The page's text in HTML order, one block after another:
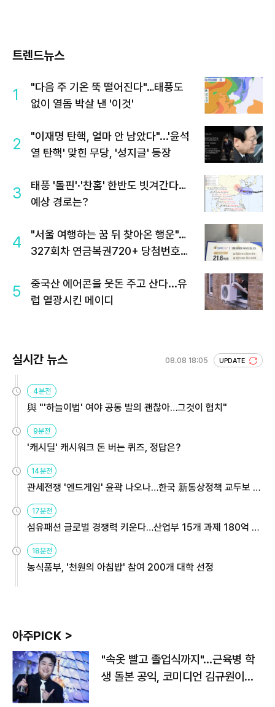
트렌드뉴스
1
"다음 주 기온 뚝 떨어진다"…태풍도
없이 열돔 박살 낸 '이것'
2
"이재명 탄핵, 얼마 안 남았다"...'윤석
열 탄핵' 맞힌 무당, '성지글' 등장
3
태풍 '돌핀'·'찬홈' 한반도 빗겨간다…
예상 경로는?
4
"서울 여행하는 꿈 뒤 찾아온 행운"…
327회차 연금복권720+ 당첨번호조
5
중국산 에어콘을 웃돈 주고 산다...유
럽 열광시킨 메이디
실시간 뉴스 08.08 18:05 UPDATE
4분전
與 "'하늘이법' 여야 공동 발의 괜찮아…그것이 협치"
9분전
'캐시딜' 캐시워크 돈 버는 퀴즈, 정답은?
14분전
관세전쟁 '엔드게임' 윤곽 나오나…한국 新통상정책 교두보 활
17분전
섬유패션 글로벌 경쟁력 키운다…산업부 15개 과제 180억 지
18분전
농식품부, '천원의 아침밥' 참여 200개 대학 선정
아주PICK >
"속옷 빨고 졸업식까지"…근육병 학
생 돌본 공익, 코미디언 김규원이었